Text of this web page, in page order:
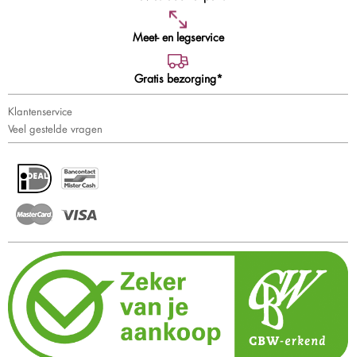
Meet- en legservice
Gratis bezorging*
Klantenservice
Veel gestelde vragen